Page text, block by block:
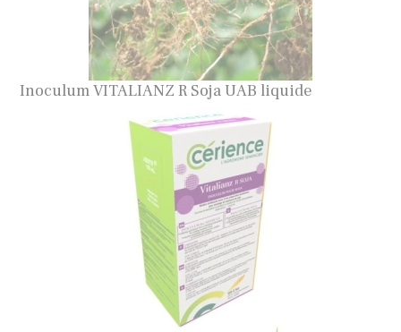
Inoculum VITALIANZ R Soja UAB liquide